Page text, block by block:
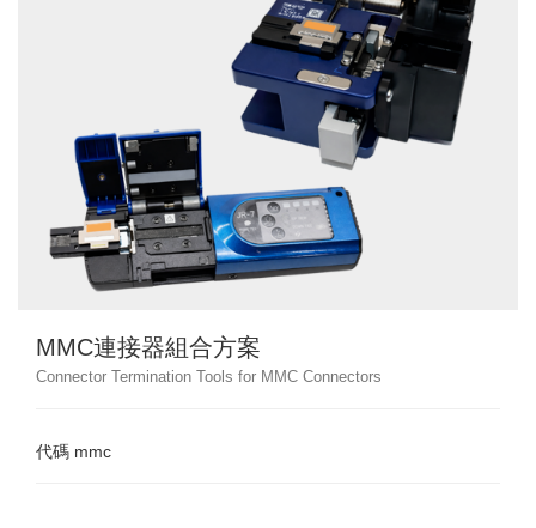
MMC連接器組合方案
Connector Termination Tools for MMC Connectors
代碼 mmc